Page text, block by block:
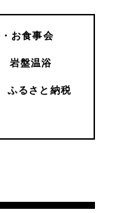
お食事会
岩盤温浴
ふるさと納税